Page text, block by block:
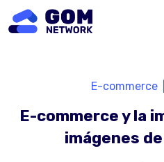
E-commerce y la
imágenes
E-commerce